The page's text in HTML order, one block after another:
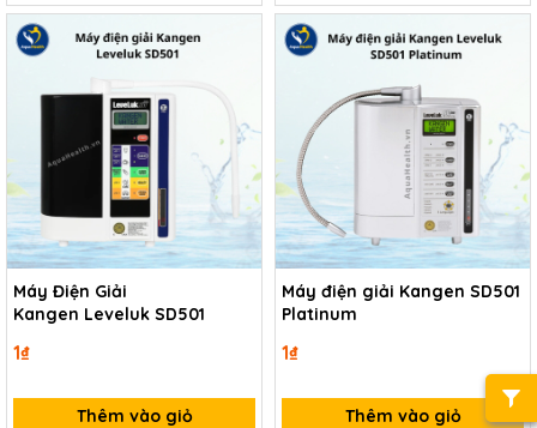
Máy Điện Giải
Kangen Leveluk SD501
1₫
Thêm vào giỏ
Máy điện giải Kangen SD501
Platinum
1₫
Thêm vào giỏ